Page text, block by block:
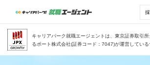
キャリアパーク就職エージェントは、東京証券取引
るポート株式会社(証券コード：7047)が運営している